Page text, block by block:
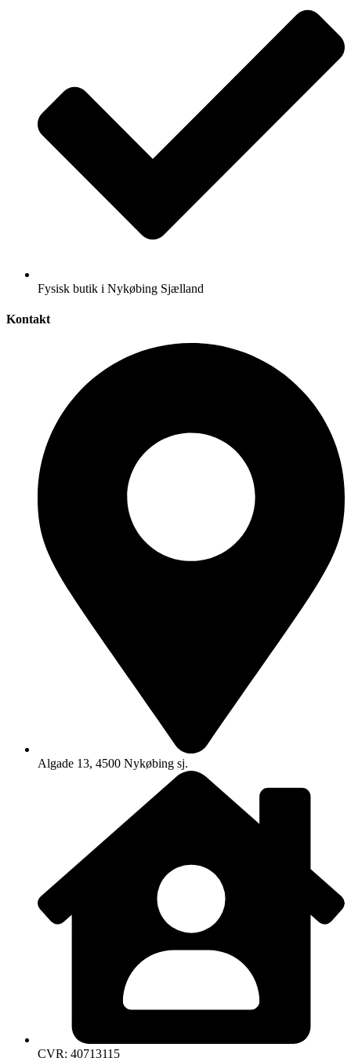
Fysisk butik i Nykøbing Sjælland
Kontakt
Algade 13, 4500 Nykøbing sj.
CVR: 40713115